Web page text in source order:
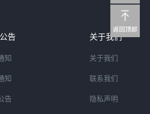
告
知
知
告
关于我们
关于我们
联系我们
隐私声明